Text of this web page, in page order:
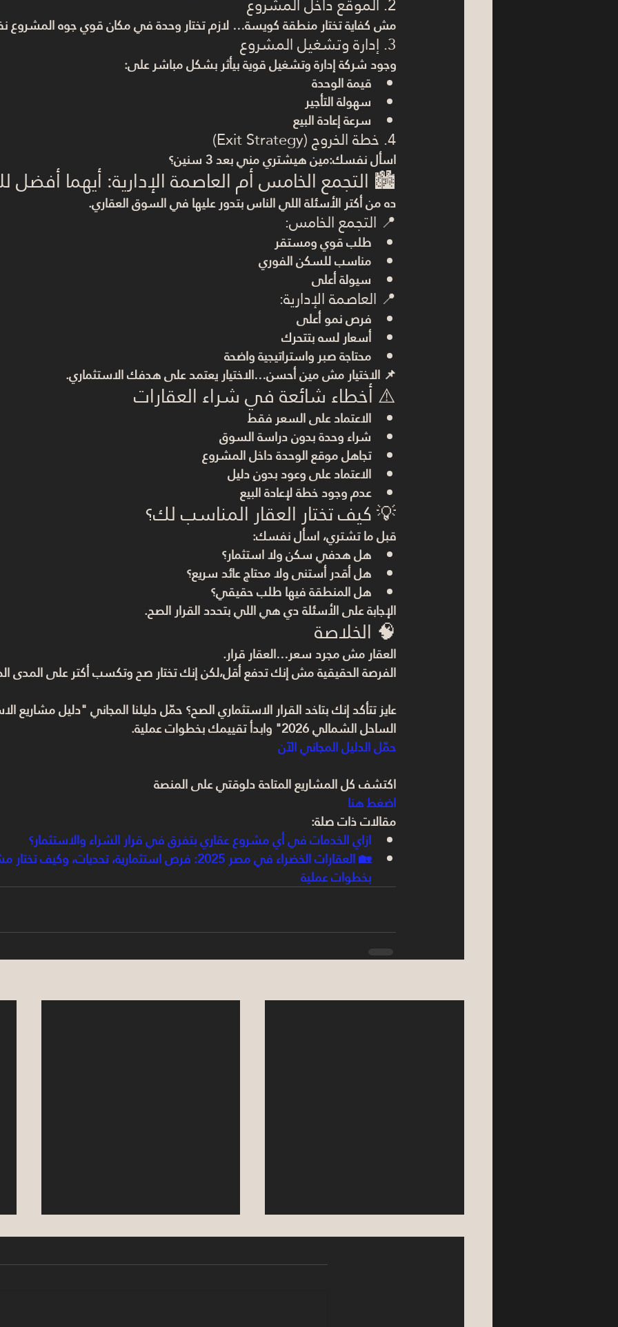
مش كفاية تختار منطقة كويسة… لازم تختار وحدة في مكان قوي جوه المشروع
3. إدارة وتشغيل المشروع
وجود شركة إدارة وتشغيل قوية بيأثر بشكل مباشر على:
قيمة الوحدة
سهولة التأجير
سرعة إعادة البيع
4. خطة الخروج (Exit Strategy)
اسأل نفسك:مين هيشتري مني بعد 3 سنين؟
🏙️ التجمع الخامس أم العاصمة الإدارية: أيهما أفضل
ده من أكتر الأسئلة اللي الناس بتدور عليها في السوق العقاري.
📍 التجمع الخامس:
طلب قوي ومستقر
مناسب للسكن الفوري
سيولة أعلى
📍 العاصمة الإدارية:
فرص نمو أعلى
أسعار لسه بتتحرك
محتاجة صبر واستراتيجية واضحة
📌 الاختيار مش مين أحسن…الاختيار يعتمد على هدفك الاستثماري.
⚠️ أخطاء شائعة في شراء العقارات
الاعتماد على السعر فقط
شراء وحدة بدون دراسة السوق
تجاهل موقع الوحدة داخل المشروع
الاعتماد على وعود بدون دليل
عدم وجود خطة لإعادة البيع
💡 كيف تختار العقار المناسب لك؟
قبل ما تشتري، اسأل نفسك:
هل هدفي سكن ولا استثمار؟
هل أقدر أستنى ولا محتاج عائد سريع؟
هل المنطقة فيها طلب حقيقي؟
الإجابة على الأسئلة دي هي اللي بتحدد القرار الصح.
🧠 الخلاصة
العقار مش مجرد سعر…العقار قرار.
الفرصة الحقيقية مش إنك تدفع أقل،لكن إنك تختار صح وتكسب أكتر على المدى
عايز تتأكد إنك بتاخد القرار الاستثماري الصح؟ حمّل دليلنا المجاني "دليل مشاريع
الساحل الشمالي 2026" وابدأ تقييمك بخطوات عملية.
حمّل الدليل المجاني الآن
اكتشف كل المشاريع المتاحة دلوقتي على المنصة
اضغط هنا
مقالات ذات صلة:
ازاي الخدمات في أي مشروع عقاري بتفرق في قرار الشراء والاستثمار؟
🏡 العقارات الخضراء في مصر 2025: فرص استثمارية، تحديات،
بخطوات عملية